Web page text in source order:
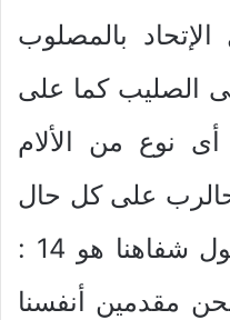
بالمصلوب
الصليب كما على
نوع من الألام
على كل حال
وهذا معنى “فنقدم عجول شفاهنا هو 14 :
مقدمين أنفسنا